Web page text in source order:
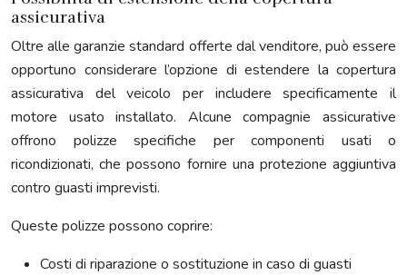
assicurativa
Oltre alle garanzie standard offerte dal venditore, può essere
opportuno considerare l’opzione di estendere la copertura
assicurativa del veicolo per includere specificamente il
motore usato installato. Alcune compagnie assicurative
offrono polizze specifiche per componenti usati o
ricondizionati, che possono fornire una protezione aggiuntiva
contro guasti imprevisti.
Queste polizze possono coprire:
Costi di riparazione o sostituzione in caso di guasti